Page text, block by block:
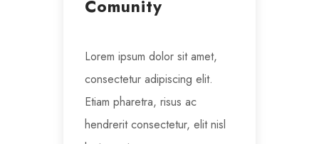
Comunity
Lorem ipsum dolor sit amet,
consectetur adipiscing elit.
Etiam pharetra, risus ac
hendrerit consectetur, elit nisl